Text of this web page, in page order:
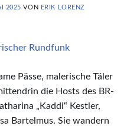
2025 VON ERIK LORENZ
Rundfunk
Pässe, malerische Täler
die Hosts des BR-
„Kaddi“ Kestler,
Bartelmus. Sie wandern